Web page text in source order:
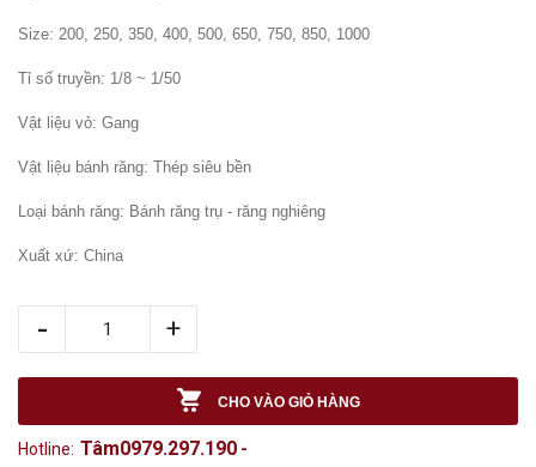
Size: 200, 250, 350, 400, 500, 650, 750, 850, 1000
Tỉ số truyền: 1/8 ~ 1/50
Vật liệu vỏ: Gang
Vật liệu bánh răng: Thép siêu bền
Loại bánh răng: Bánh răng trụ - răng nghiêng
Xuất xứ: China
- +
CHO VÀO GIỎ HÀNG
Hotline: Tâm0979.297.190 -